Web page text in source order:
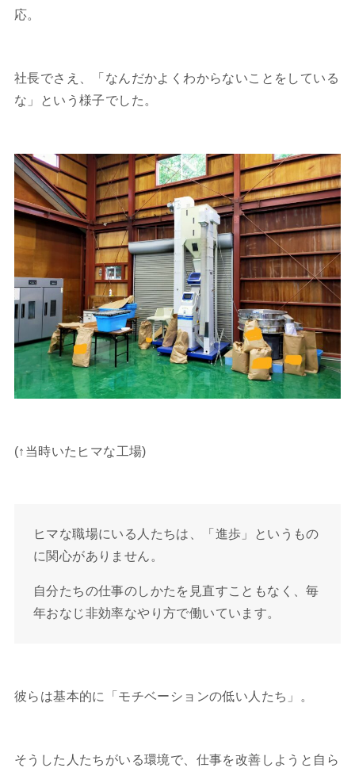
応。
社長でさえ、「なんだかよくわからないことをしている
な」という様子でした。
(↑当時いたヒマな工場)
ヒマな職場にいる人たちは、「進歩」というもの
に関心がありません。
自分たちの仕事のしかたを見直すこともなく、毎
年おなじ非効率なやり方で働いています。
彼らは基本的に「モチベーションの低い人たち」。
そうした人たちがいる環境で、仕事を改善しようと自ら